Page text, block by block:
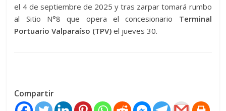
el 4 de septiembre de 2025 y tras zarpar tomará rumbo
al Sitio N°8 que opera el concesionario Terminal
Portuario Valparaíso (TPV)el jueves 30.
Compartir